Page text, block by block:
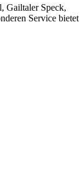
Gailtaler Speck,
Service bietet